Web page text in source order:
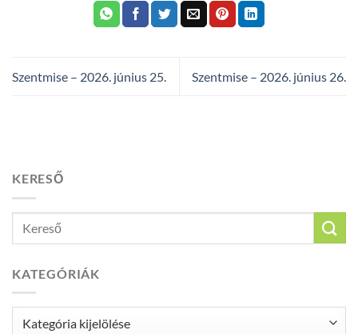
Szentmise – 2026. június 25. Szentmise – 2026. június 26.
KERESŐ
KATEGÓRIÁK